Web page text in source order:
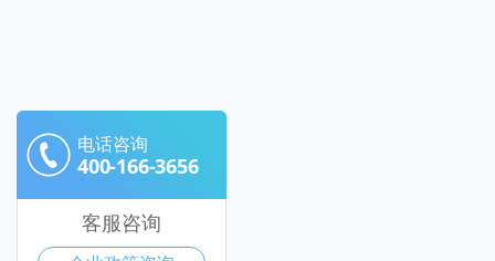
电话咨询
400-166-3656
客服咨询